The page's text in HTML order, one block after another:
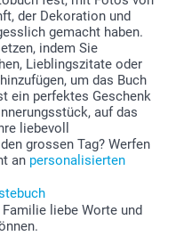
der Dekoration und
gemacht haben.
indem Sie
Lieblingszitate oder
um das Buch
ein perfektes Geschenk
auf das
liebevoll
grossen Tag? Werfen
an personalisierten
liebe Worte und